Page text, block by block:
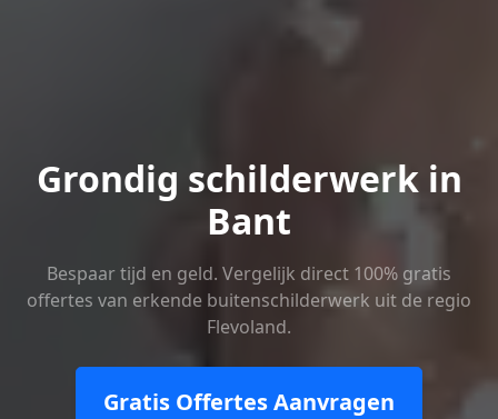
Grondig schilderwerk in
Bant
Bespaar tijd en geld. Vergelijk direct 100% gratis
offertes van erkende buitenschilderwerk uit de regio
Flevoland.
Gratis Offertes Aanvragen